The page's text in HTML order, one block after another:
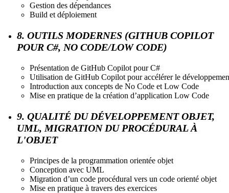
Gestion des dépendances
Build et déploiement
8. OUTILS MODERNES (GITHUB COPILOT
POUR C#, NO CODE/LOW CODE)
Présentation de GitHub Copilot pour C#
Utilisation de GitHub Copilot pour accélérer le
Introduction aux concepts de No Code et Low Code
Mise en pratique de la création d’application Low Code
9. QUALITÉ DU DÉVELOPPEMENT OBJET,
UML, MIGRATION DU PROCÉDURAL À
L'OBJET
Principes de la programmation orientée objet
Conception avec UML
Migration d’un code procédural vers un code orienté objet
Mise en pratique à travers des exercices